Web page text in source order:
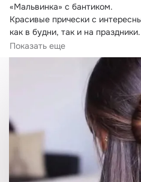
«Мальвинка» с бантиком.
Красивые прически с
как в будни, так и на праздники.
Чтобы соорудить «мальвинку»
инструкции:
Показать еще